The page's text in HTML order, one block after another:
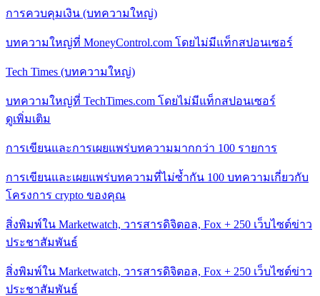
การควบคุมเงิน (บทความใหญ่)
บทความใหญ่ที่ MoneyControl.com โดยไม่มีแท็กสปอนเซอร์
Tech Times (บทความใหญ่)
บทความใหญ่ที่ TechTimes.com โดยไม่มีแท็กสปอนเซอร์
ดูเพิ่มเติม
การเขียนและการเผยแพร่บทความมากกว่า 100 รายการ
การเขียนและเผยแพร่บทความที่ไม่ซ้ำกัน 100 บทความเกี่ยวกับ
โครงการ crypto ของคุณ
สิ่งพิมพ์ใน Marketwatch, วารสารดิจิตอล, Fox + 250 เว็บไซต์ข่าว
ประชาสัมพันธ์
สิ่งพิมพ์ใน Marketwatch, วารสารดิจิตอล, Fox + 250 เว็บไซต์ข่าว
ประชาสัมพันธ์